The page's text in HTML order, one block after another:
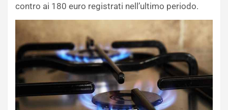
contro ai 180 euro registrati nell’ultimo periodo.